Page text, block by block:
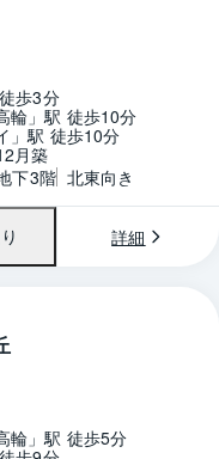
歩3分
輪」駅 徒歩10分
」駅 徒歩10分
月築
下3階 北東向き
り 詳細
間取り
輪」駅 徒歩5分